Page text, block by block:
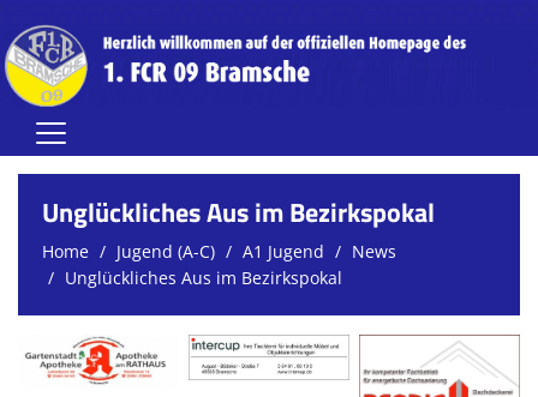
Home
Herren
Damen
Jugend (A-C)
Jugend (D-G)
Unglückliches Aus im Bezirkspokal
Home Jugend (A-C) A1 Jugend
News
Unglückliches Aus im Bezirkspokal